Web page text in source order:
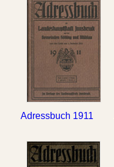
Adressbuch 1911